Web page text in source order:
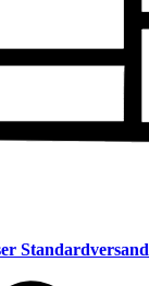
Standardversand